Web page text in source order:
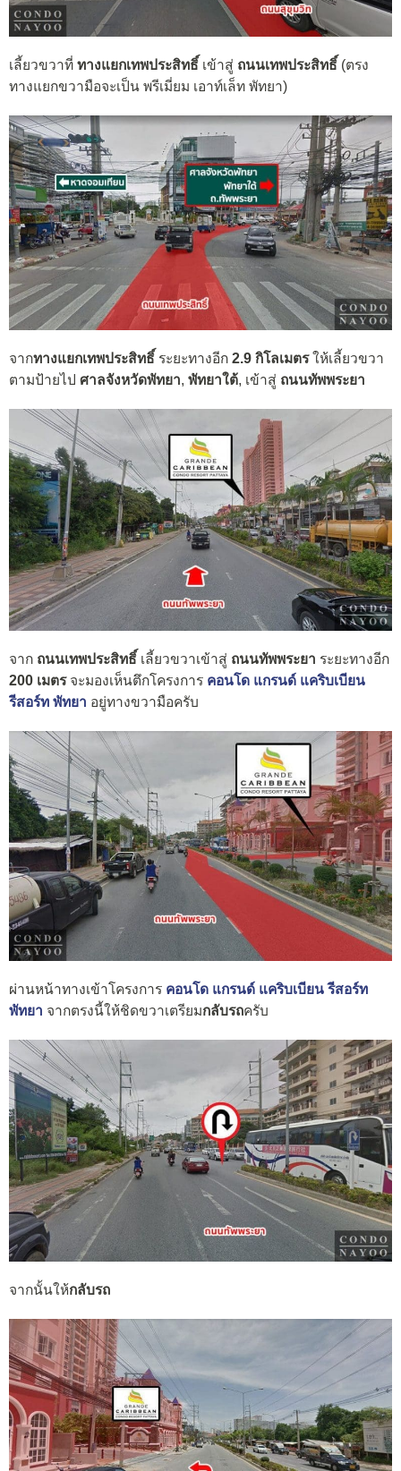
เลี้ยวขวาที่ ทางแยกเทพประสิทธิ์ เข้าสู่ ถนนเทพประสิทธิ์ (ตรง
ทางแยกขวามือจะเป็น พรีเมี่ยม เอาท์เล็ท พัทยา)
จากทางแยกเทพประสิทธิ์ ระยะทางอีก 2.9 กิโลเมตรให้เลี้ยวขวา
ตามป้ายไป ศาลจังหวัดพัทยา, พัทยาใต้, เข้าสู่ ถนนทัพพระยา
จาก ถนนเทพประสิทธิ์ เลี้ยวขวาเข้าสู่ ถนนทัพพระยา ระยะทางอีก
200 เมตรจะมองเห็นตึกโครงการ คอนโด แกรนด์ แคริบเบียน
รีสอร์ท พัทยา อยู่ทางขวามือครับ
ผ่านหน้าทางเข้าโครงการ คอนโด แกรนด์ แคริบเบียน รีสอร์ท
พัทยา จากตรงนี้ให้ชิดขวาเตรียมกลับรถครับ
จากนั้นให้กลับรถ